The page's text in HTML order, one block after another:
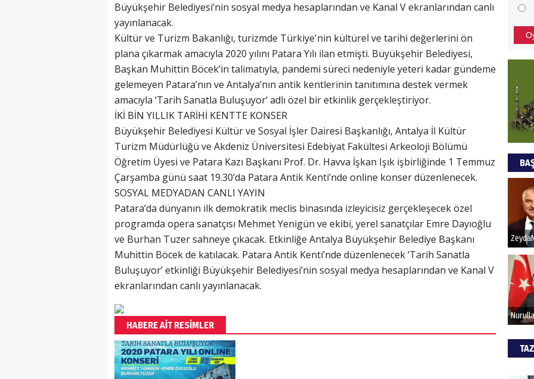
Büyükşehir Belediyesi’nin sosyal medya hesaplarından ve Kanal V ekranlarından canlı
yayınlanacak.
Kültür ve Turizm Bakanlığı, turizmde Türkiye'nin kültürel ve tarihi değerlerini ön
plana çıkarmak amacıyla 2020 yılını Patara Yılı ilan etmişti. Büyükşehir Belediyesi,
Başkan Muhittin Böcek’in talimatıyla, pandemi süreci nedeniyle yeteri kadar gündeme
gelemeyen Patara’nın ve Antalya’nın antik kentlerinin tanıtımına destek vermek
amacıyla ‘Tarih Sanatla Buluşuyor’ adlı özel bir etkinlik gerçekleştiriyor.
İKİ BİN YILLIK TARİHİ KENTTE KONSER
Büyükşehir Belediyesi Kültür ve Sosyal İşler Dairesi Başkanlığı, Antalya İl Kültür
Turizm Müdürlüğü ve Akdeniz Üniversitesi Edebiyat Fakültesi Arkeoloji Bölümü
Öğretim Üyesi ve Patara Kazı Başkanı Prof. Dr. Havva İşkan Işık işbirliğinde 1 Temmuz
Çarşamba günü saat 19.30’da Patara Antik Kenti’nde online konser düzenlenecek.
SOSYAL MEDYADAN CANLI YAYIN
Patara’da dünyanın ilk demokratik meclis binasında izleyicisiz gerçekleşecek özel
programda opera sanatçısı Mehmet Yenigün ve ekibi, yerel sanatçılar Emre Dayıoğlu
ve Burhan Tuzer sahneye çıkacak. Etkinliğe Antalya Büyükşehir Belediye Başkanı
Muhittin Böcek de katılacak. Patara Antik Kenti’nde düzenlenecek ‘Tarih Sanatla
Buluşuyor’ etkinliği Büyükşehir Belediyesi’nin sosyal medya hesaplarından ve Kanal V
ekranlarından canlı yayınlanacak.
HABERE AİT RESİMLER
Bu